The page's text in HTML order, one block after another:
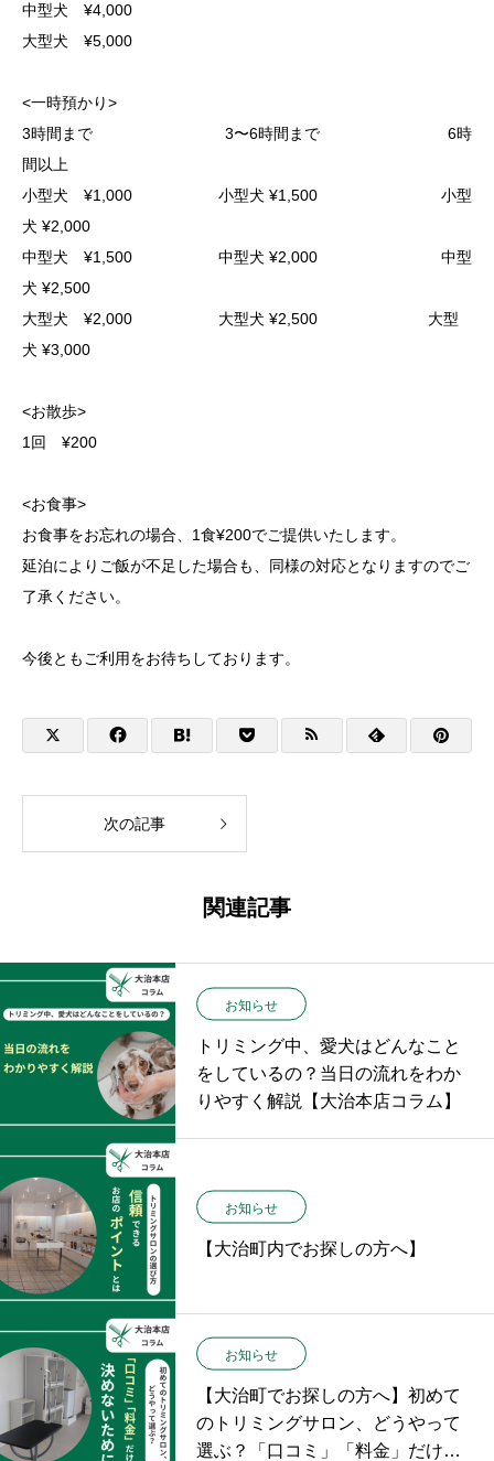
中型犬 ¥4,000
大型犬 ¥5,000
<一時預かり>
3時間まで 3〜6時間まで 6時
間以上
小型犬 ¥1,000 小型犬 ¥1,500 小型
犬 ¥2,000
中型犬 ¥1,500 中型犬 ¥2,000 中型
犬 ¥2,500
大型犬 ¥2,000 大型犬 ¥2,500 大型
犬 ¥3,000
<お散歩>
1回 ¥200
<お食事>
お食事をお忘れの場合、1食¥200でご提供いたします。
延泊によりご飯が不足した場合も、同様の対応となりますのでご
了承ください。
今後ともご利用をお待ちしております。
次の記事
関連記事
お知らせ
トリミング中、愛犬はどんなこと
をしているの？当日の流れをわか
りやすく解説【大治本店コラム】
お知らせ
【大治町内でお探しの方へ】
お知らせ
【大治町でお探しの方へ】初めて
のトリミングサロン、どうやって
選ぶ？「口コミ」「料金」だけで